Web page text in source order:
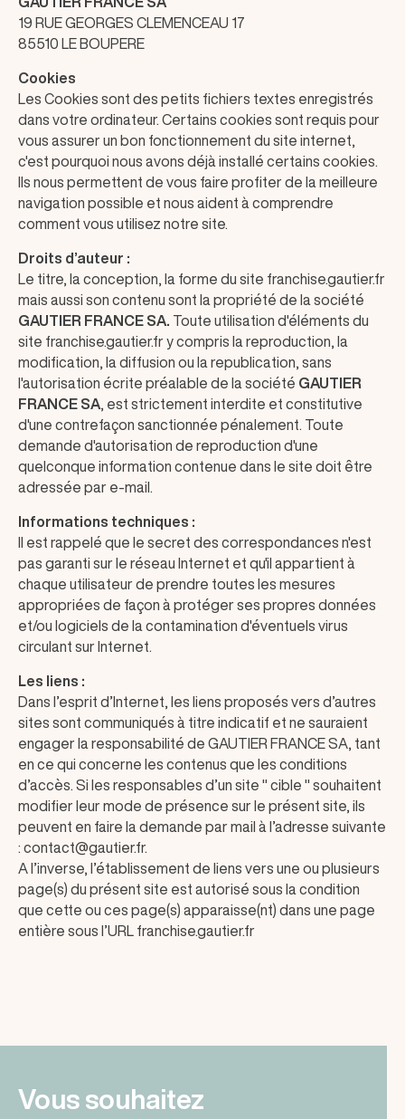
19 RUE GEORGES CLEMENCEAU 17
85510 LE BOUPERE
Cookies
Les Cookies sont des petits fichiers textes enregistrés
dans votre ordinateur. Certains cookies sont requis pour
vous assurer un bon fonctionnement du site internet,
c'est pourquoi nous avons déjà installé certains cookies.
Ils nous permettent de vous faire profiter de la meilleure
navigation possible et nous aident à comprendre
comment vous utilisez notre site.
Droits d’auteur :
Le titre, la conception, la forme du site franchise.gautier.fr
mais aussi son contenu sont la propriété de la société
GAUTIER FRANCE SA. Toute utilisation d'éléments du
site franchise.gautier.fr y compris la reproduction, la
modification, la diffusion ou la republication, sans
l'autorisation écrite préalable de la société GAUTIER
FRANCE SA , est strictement interdite et constitutive
d'une contrefaçon sanctionnée pénalement. Toute
demande d'autorisation de reproduction d'une
quelconque information contenue dans le site doit être
adressée par e-mail.
Informations techniques :
Il est rappelé que le secret des correspondances n'est
pas garanti sur le réseau Internet et qu'il appartient à
chaque utilisateur de prendre toutes les mesures
appropriées de façon à protéger ses propres données
et/ou logiciels de la contamination d'éventuels virus
circulant sur Internet.
Les liens :
Dans l’esprit d’Internet, les liens proposés vers d’autres
sites sont communiqués à titre indicatif et ne sauraient
engager la responsabilité de GAUTIER FRANCE SA, tant
en ce qui concerne les contenus que les conditions
d’accès. Si les responsables d’un site " cible " souhaitent
modifier leur mode de présence sur le présent site, ils
peuvent en faire la demande par mail à l’adresse suivante
: contact@gautier.fr.
A l’inverse, l’établissement de liens vers une ou plusieurs
page(s) du présent site est autorisé sous la condition
que cette ou ces page(s) apparaisse(nt) dans une page
entière sous l’URL franchise.gautier.fr
Vous souhaitez